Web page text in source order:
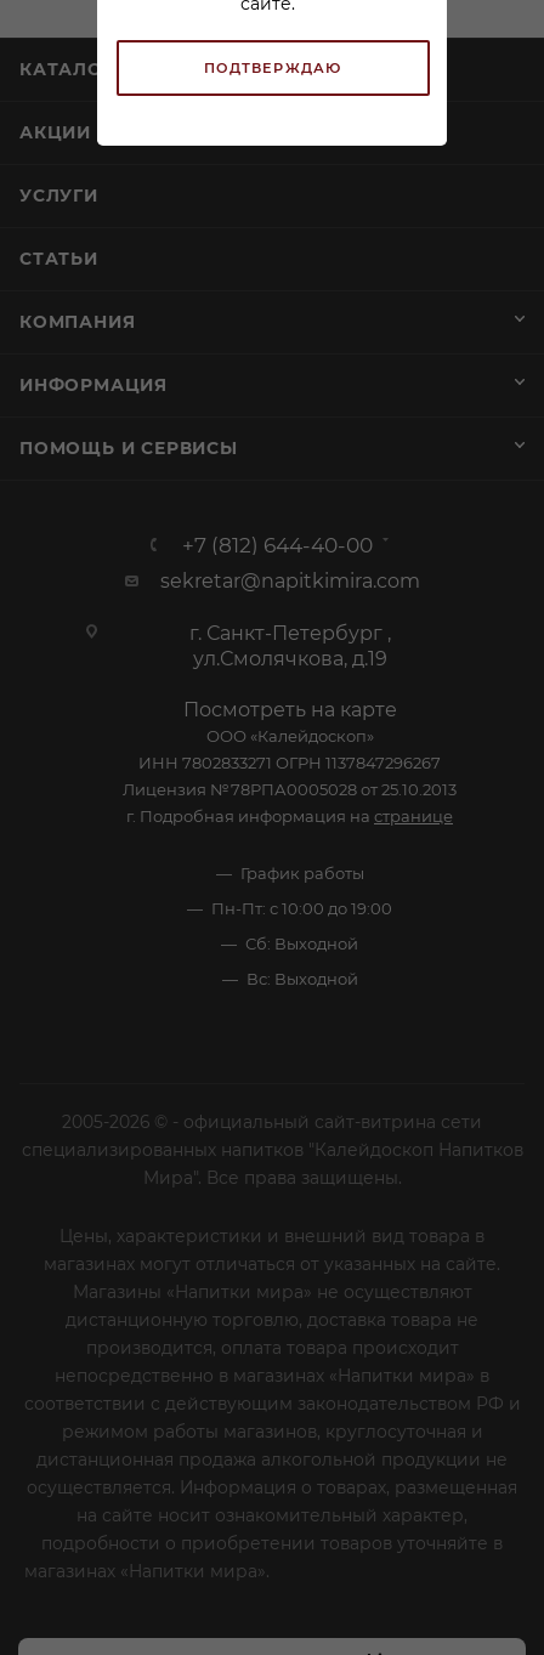
ПОДТВЕРЖДАЮ
КАТАЛОГ
АКЦИИ
УСЛУГИ
СТАТЬИ
КОМПАНИЯ
ИНФОРМАЦИЯ
ПОМОЩЬ И СЕРВИСЫ
+7 (812) 644-40-00
sekretar@napitkimira.com
г. Санкт-Петербург ,
ул.Смолячкова, д.19
Посмотреть на карте
ООО «Калейдоскоп»
ИНН 7802833271 ОГРН 1137847296267
Лицензия №78РПА0005028 от 25.10.2013
г. Подробная информация на странице
График работы
Пн-Пт: с 10:00 до 19:00
Сб: Выходной
Вс: Выходной
2005-2026 © - официальный сайт-витрина сети
специализированных напитков "Калейдоскоп Напитков
Мира". Все права защищены.
Цены, характеристики и внешний вид товара в
магазинах могут отличаться от указанных на сайте.
Магазины «Напитки мира» не осуществляют
дистанционную торговлю, доставка товара не
производится, оплата товара происходит
непосредственно в магазинах «Напитки мира» в
соответствии с действующим законодательством РФ и
режимом работы магазинов, круглосуточная и
дистанционная продажа алкогольной продукции не
осуществляется. Информация о товарах, размещенная
на сайте носит ознакомительный характер,
подробности о приобретении товаров уточняйте в
магазинах «Напитки мира».